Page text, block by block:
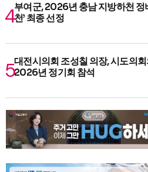
부여군, 2026년 충남 지방하천 정
천’ 최종 선정
대전시의회 조성칠 의장, 시도의
2026년 정기회 참석